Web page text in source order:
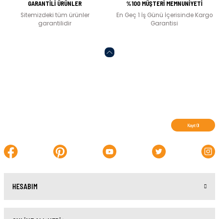
GARANTİLİ ÜRÜNLER
Sitemizdeki tüm ürünler
garantilidir
%100 MÜŞTERİ MEMNUNİYETİ
En Geç 1 İş Günü İçerisinde Kargo
Garantisi
Kayıt Ol
HESABIM